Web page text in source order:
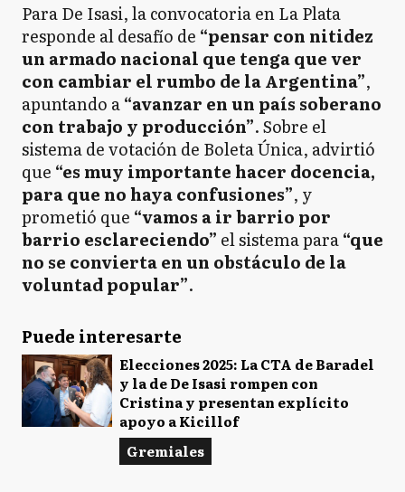
Para De Isasi, la convocatoria en La Plata
responde al desafío de “pensar con nitidez
un armado nacional que tenga que ver
con cambiar el rumbo de la Argentina”,
apuntando a“avanzar en un país soberano
con trabajo y producción”. Sobre el
sistema de votación de Boleta Única, advirtió
que “es muy importante hacer docencia,
para que no haya confusiones”, y
prometió que “vamos a ir barrio por
barrio esclareciendo” el sistema para“que
no se convierta en un obstáculo de la
voluntad popular”.
Puede interesarte
Elecciones 2025: La CTA de Baradel
y la de De Isasi rompen con
Cristina y presentan explícito
apoyo a Kicillof
Gremiales